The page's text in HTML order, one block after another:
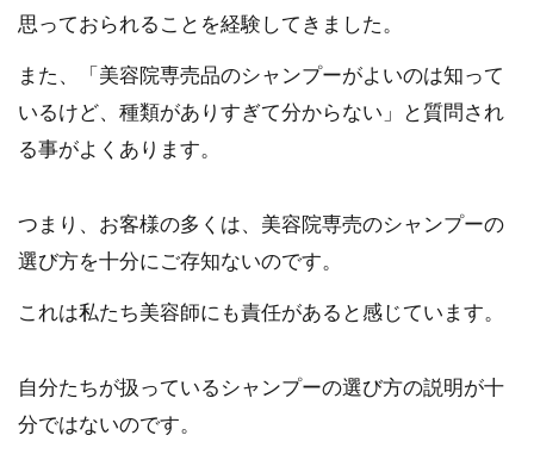
思っておられることを経験してきました。
また、「美容院専売品のシャンプーがよいのは知って
いるけど、種類がありすぎて分からない」と質問され
る事がよくあります。
つまり、お客様の多くは、美容院専売のシャンプーの
選び方を十分にご存知ないのです。
これは私たち美容師にも責任があると感じています。
自分たちが扱っているシャンプーの選び方の説明が十
分ではないのです。